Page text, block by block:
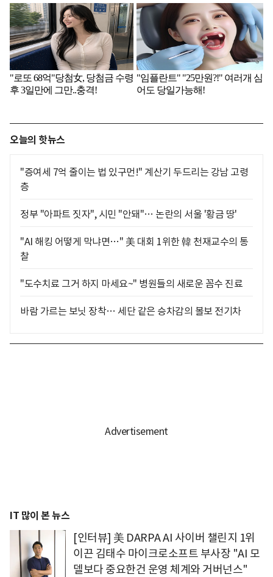
오늘의 핫뉴스
"증여세 7억 줄이는 법 있구먼!" 계산기 두드리는 강남 고령
층
정부 "아파트 짓자", 시민 "안돼"… 논란의 서울 '황금 땅'
"AI 해킹 어떻게 막냐면…" 美 대회 1위한 韓 천재교수의 통
찰
"도수치료 그거 하지 마세요~" 병원들의 새로운 꼼수 진료
바람 가르는 보닛 장착… 세단 같은 승차감의 볼보 전기차
IT 많이 본 뉴스
[인터뷰] 美 DARPA AI 사이버 챌린지 1위
이끈 김태수 마이크로소프트 부사장 "AI 모
델보다 중요한건 운영 체계와 거버넌스"